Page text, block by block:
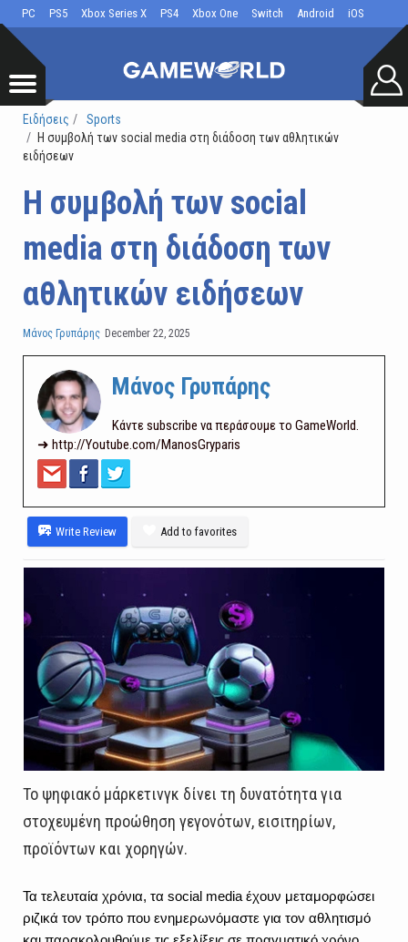
PC PS5 Xbox Series X PS4 Xbox One Switch Android iOS
Ειδήσεις
Sports
Η συμβολή των social media στη διάδοση των αθλητικών
ειδήσεων
Η συμβολή των social
media στη διάδοση των
αθλητικών ειδήσεων
Μάνος Γρυπάρης December 22, 2025
Μάνος Γρυπάρης
Κάντε subscribe να περάσουμε το GameWorld.
➜ http://Youtube.com/ManosGryparis
Write Review Add to favorites
Το ψηφιακό μάρκετινγκ δίνει τη δυνατότητα για
στοχευμένη προώθηση γεγονότων, εισιτηρίων,
προϊόντων και χορηγών.
Τα τελευταία χρόνια, τα social media έχουν μεταμορφώσει
ριζικά τον τρόπο που ενημερωνόμαστε για τον αθλητισμό